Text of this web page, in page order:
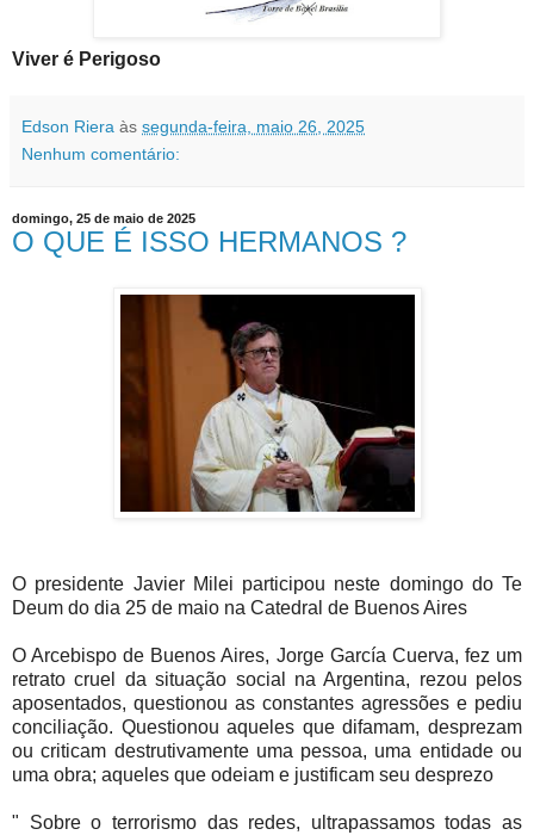
Viver é Perigoso
Edson Riera às segunda-feira, maio 26, 2025
Nenhum comentário:
domingo, 25 de maio de 2025
O QUE É ISSO HERMANOS ?
O presidente Javier Milei participou neste domingo do Te
Deum do dia 25 de maio na Catedral de Buenos Aires
O Arcebispo de Buenos Aires, Jorge García Cuerva, fez um
retrato cruel da situação social na Argentina, rezou pelos
aposentados, questionou as constantes agressões e pediu
conciliação. Questionou aqueles que difamam, desprezam
ou criticam destrutivamente uma pessoa, uma entidade ou
uma obra; aqueles que odeiam e justificam seu desprezo
" Sobre o terrorismo das redes, ultrapassamos todas as